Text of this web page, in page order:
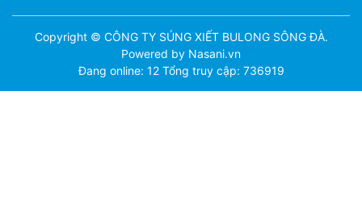
Copyright © CÔNG TY SÚNG XIẾT BULONG SÔNG ĐÀ.
Powered by Nasani.vn
Đang online: 12 Tổng truy cập: 736919